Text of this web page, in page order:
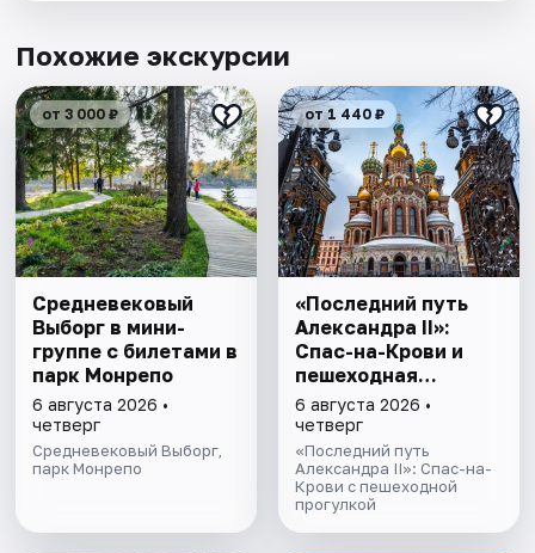
Похожие экскурсии
от 3 000 ₽
Cредневековый
Выборг в мини-
группе c билетами в
парк Монрепо
6 августа 2026 •
четверг
Средневековый Выборг,
парк Монрепо
от 1 440 ₽
«Последний путь
Александра II»:
Спас-на-Крови и
пешеходная
прогулка
6 августа 2026 •
четверг
«Последний путь
Александра II»: Спас-на-
Крови с пешеходной
прогулкой